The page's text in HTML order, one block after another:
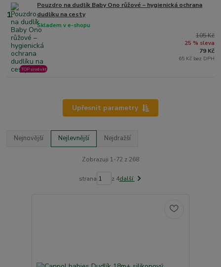
1.
Pouzdro na dudlík Baby Ono růžové – hygienická ochrana
dudlíku na cesty
Skladem v e-shopu
TOP produkt
105 Kč
25 % sleva
79 Kč
65 Kč bez DPH
Upřesnit parametry
Nejnovější Nejlevnější Nejdražší
Zobrazuji 1-72 z 268
strana z 4další